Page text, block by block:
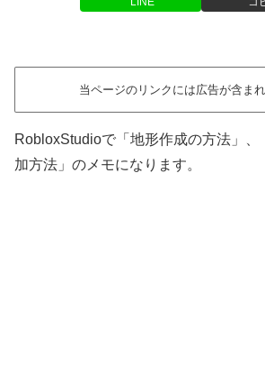
当ページのリンクには広告が含まれ
RobloxStudioで「地形作成の方法」、
加方法」のメモになります。